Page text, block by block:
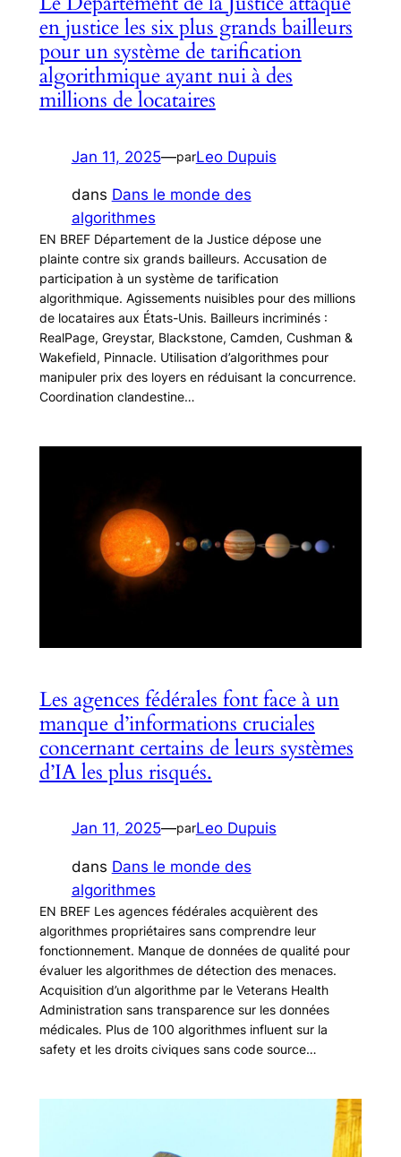
en justice les six plus grands bailleurs
pour un système de tarification
algorithmique ayant nui à des
millions de locataires
Jan 11, 2025—parLeo Dupuis
dans Dans le monde des
algorithmes
EN BREF Département de la Justice dépose une
plainte contre six grands bailleurs. Accusation de
participation à un système de tarification
algorithmique. Agissements nuisibles pour des millions
de locataires aux États-Unis. Bailleurs incriminés :
RealPage, Greystar, Blackstone, Camden, Cushman &
Wakefield, Pinnacle. Utilisation d’algorithmes pour
manipuler prix des loyers en réduisant la concurrence.
Coordination clandestine…
Les agences fédérales font face à un
manque d’informations cruciales
concernant certains de leurs systèmes
d’IA les plus risqués.
Jan 11, 2025—parLeo Dupuis
dans Dans le monde des
algorithmes
EN BREF Les agences fédérales acquièrent des
algorithmes propriétaires sans comprendre leur
fonctionnement. Manque de données de qualité pour
évaluer les algorithmes de détection des menaces.
Acquisition d’un algorithme par le Veterans Health
Administration sans transparence sur les données
médicales. Plus de 100 algorithmes influent sur la
safety et les droits civiques sans code source…